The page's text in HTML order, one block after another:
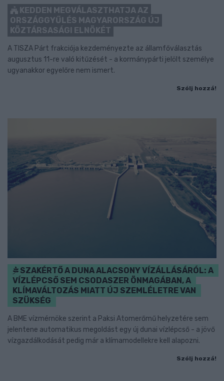
KEDDEN MEGVÁLASZTHATJA AZ
ORSZÁGGYŰLÉS MAGYARORSZÁG ÚJ
KÖZTÁRSASÁGI ELNÖKÉT
A TISZA Párt frakciója kezdeményezte az államfőválasztás
augusztus 11-re való kitűzését - a kormánypárti jelölt személye
ugyanakkor egyelőre nem ismert.
Szólj hozzá!
SZAKÉRTŐ A DUNA ALACSONY VÍZÁLLÁSÁRÓL: A
VÍZLÉPCSŐ SEM CSODASZER ÖNMAGÁBAN, A
KLÍMAVÁLTOZÁS MIATT ÚJ SZEMLÉLETRE VAN
SZÜKSÉG
A BME vízmérnöke szerint a Paksi Atomerőmű helyzetére sem
jelentene automatikus megoldást egy új dunai vízlépcső - a jövő
vízgazdálkodását pedig már a klímamodellekre kell alapozni.
Szólj hozzá!